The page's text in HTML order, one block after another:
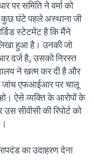
समिति ने वर्मा को
घंटे पहले अस्थाना जी
स्टेटमेंट है कि मैंने
हुआ है। उनकी जो
दर्ज है, उसको निरस्त
ने खत्म कर दी है और
जांच एफआईआर पर चालू
ऐसे व्यक्ति के आरोपों के
सीवीसी की रिपोर्ट को
का उदाहरण देना